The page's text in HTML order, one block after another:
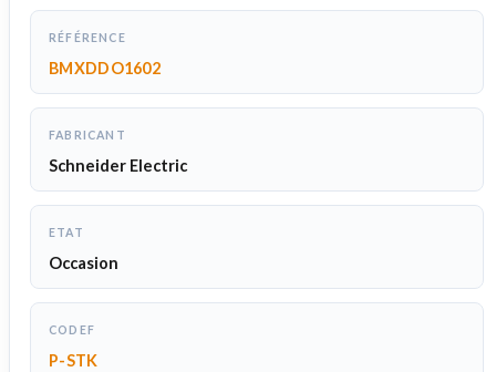
RÉFÉRENCE
BMXDDO1602
FABRICANT
Schneider Electric
ETAT
Occasion
CODEF
P-STK